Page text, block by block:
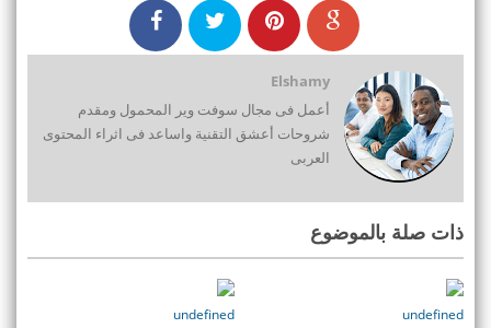
Elshamy
أعمل فى مجال سوفت وير المحمول ومقدم
شروحات أعشق التقنية واساعد فى اثراء المحتوى
العربى
ذات صلة بالموضوع
undefined
undefined